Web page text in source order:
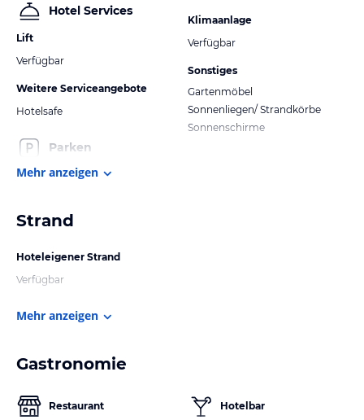
Hotel Services
Lift
Verfügbar
Weitere Serviceangebote
Hotelsafe
Parken
Klimaanlage
Verfügbar
Sonstiges
Gartenmöbel
Sonnenliegen/ Strandkörbe
Sonnenschirme
Mehr anzeigen
Strand
Hoteleigener Strand
Verfügbar
Mehr anzeigen
Gastronomie
Restaurant Hotelbar